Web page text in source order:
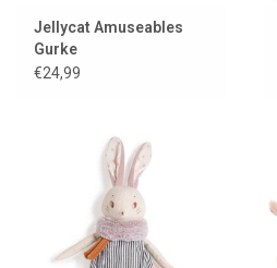
Jellycat Amuseables
Gurke
€24,99